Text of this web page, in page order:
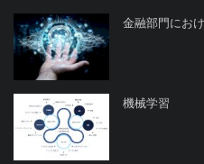
金融部門にお
機械学習